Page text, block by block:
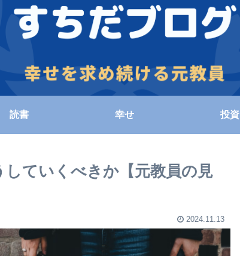
読書 幸せ 投資
ていくべきか【元教員の見
2024.11.13